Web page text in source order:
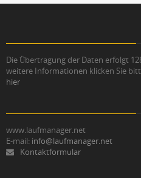
Die Übertragung der Daten erfolgt
weitere Informationen klicken Sie
hier
www.laufmanager.net
E-mail: info@laufmanager.net
Kontaktformular